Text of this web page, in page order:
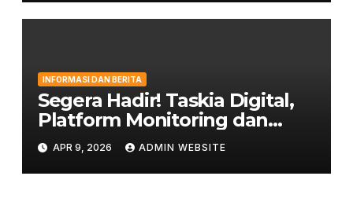
INFORMASI DAN BERITA
Segera Hadir! Taskia Digital,
Platform Monitoring dan
Penghubung Orang Tua
dengan Sekolah
APR 9, 2026 ADMIN WEBSITE